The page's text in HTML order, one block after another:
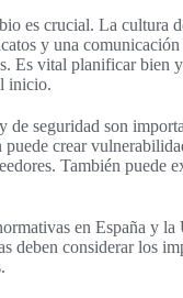
es crucial. La cultura
y una
Es vital planificar bien
inicio.
de seguridad son
crear
También puede
en España y la
deben considerar los